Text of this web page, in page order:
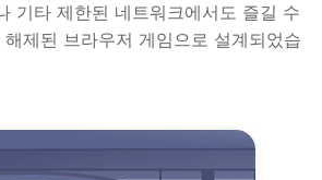
기타 제한된 네트워크에서도 즐길 수
제된 브라우저 게임으로 설계되었습